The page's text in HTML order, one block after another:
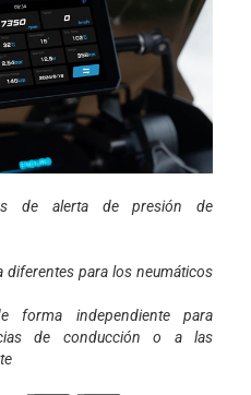
de alerta de presión de
diferentes para los neumáticos
forma independiente para
de conducción o a las